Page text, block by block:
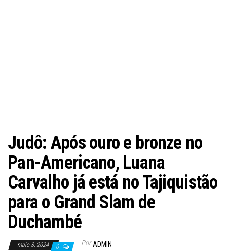
Judô: Após ouro e bronze no
Pan-Americano, Luana
Carvalho já está no Tajiquistão
para o Grand Slam de
Duchambé
maio 3, 2024 0 Por ADMIN